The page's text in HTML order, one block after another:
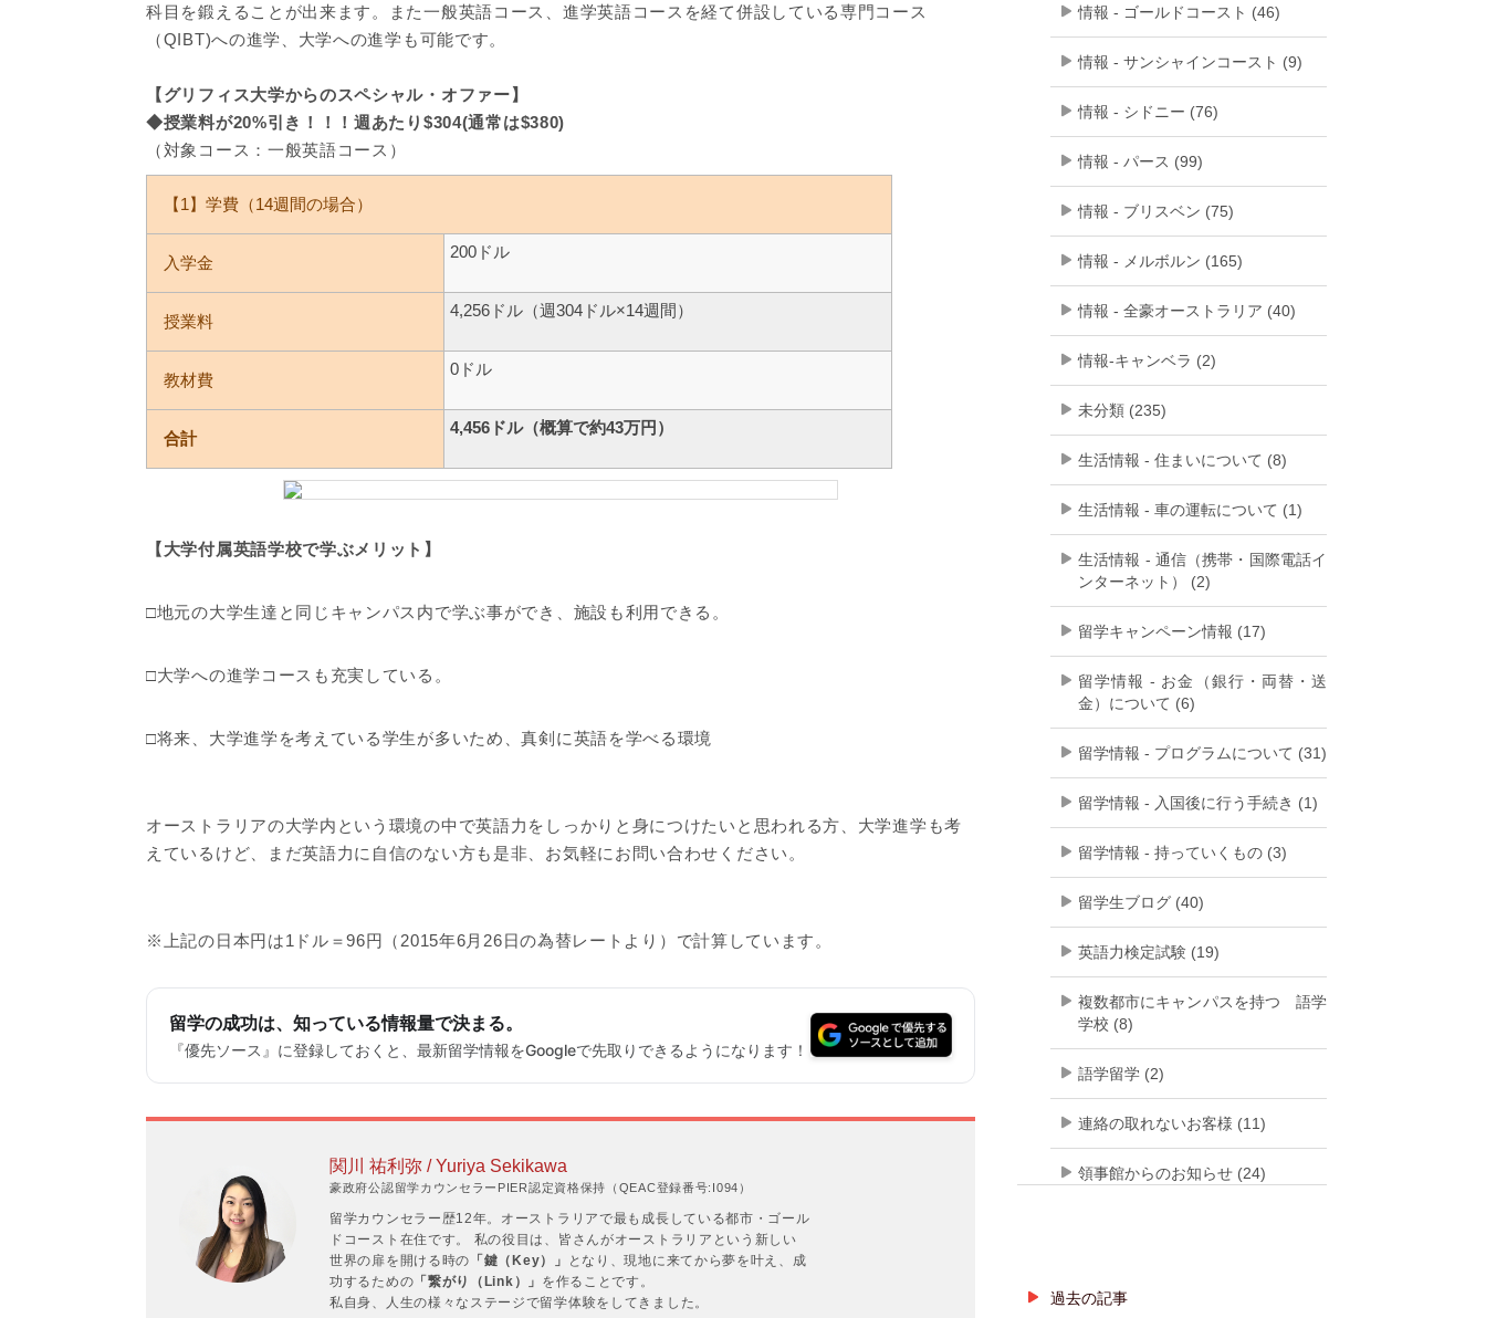
科目を鍛えることが出来ます。また一般英語コース、進学英語コースを経て併設している専門コース
（QIBT)への進学、大学への進学も可能です。
【グリフィス大学からのスペシャル・オファー】
◆授業料が20%引き！！！週あたり$304(通常は$380)
（対象コース：一般英語コース）
【1】学費（14週間の場合）
入学金
200ドル
授業料
4,256ドル（週304ドル×14週間）
教材費
0ドル
合計
4,456ドル（概算で約43万円）
【大学付属英語学校で学ぶメリット】
□地元の大学生達と同じキャンパス内で学ぶ事ができ、施設も利用できる。
□大学への進学コースも充実している。
□将来、大学進学を考えている学生が多いため、真剣に英語を学べる環境
オーストラリアの大学内という環境の中で英語力をしっかりと身につけたいと思われる方、大学進学も考
えているけど、まだ英語力に自信のない方も是非、お気軽にお問い合わせください。
※上記の日本円は1ドル＝96円（2015年6月26日の為替レートより）で計算しています。
留学の成功は、知っている情報量で決まる。
『優先ソース』に登録しておくと、最新留学情報をGoogleで先取りできるようになります！
関川 祐利弥 / Yuriya Sekikawa
豪政府公認留学カウンセラーPIER認定資格保持（QEAC登録番号:I094）
留学カウンセラー歴12年。オーストラリアで最も成長している都市・ゴール
ドコースト在住です。 私の役目は、皆さんがオーストラリアという新しい
世界の扉を開ける時の 「鍵（Key）」
となり、現地に来てから夢を叶え、成
功するための 「繋がり（Link）」 を作ることです。
私自身、人生の様々なステージで留学体験をしてきました。
情報 - ゴールドコースト (46)
情報 - サンシャインコースト (9)
情報 - シドニー (76)
情報 - パース (99)
情報 - ブリスベン (75)
情報 - メルボルン (165)
情報 - 全豪オーストラリア (40)
情報-キャンベラ (2)
未分類 (235)
生活情報 - 住まいについて (8)
生活情報 - 車の運転について (1)
生活情報 - 通信（携帯・国際電話イ
ンターネット） (2)
留学キャンペーン情報 (17)
留学情報 - お金（銀行・両替・送
金）について (6)
留学情報 - プログラムについて (31)
留学情報 - 入国後に行う手続き (1)
留学情報 - 持っていくもの (3)
留学生ブログ (40)
英語力検定試験 (19)
複数都市にキャンパスを持つ 語学
学校 (8)
語学留学 (2)
連絡の取れないお客様 (11)
領事館からのお知らせ (24)
過去の記事